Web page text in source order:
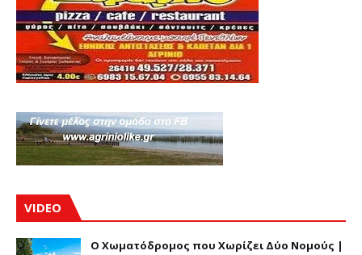
VIDEO
Ο Χωματόδρομος που Χωρίζει Δύο Νομούς |